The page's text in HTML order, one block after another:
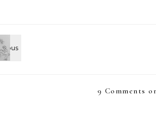
9 Comments